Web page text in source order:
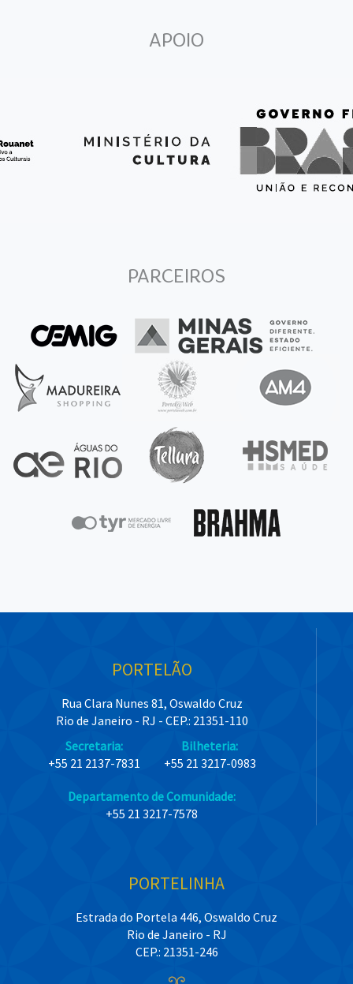
APOIO
PARCEIROS
PORTELÃO
Rua Clara Nunes 81, Oswaldo Cruz
Rio de Janeiro - RJ - CEP.: 21351-110
Secretaria:
+55 21 2137-7831
Bilheteria:
+55 21 3217-0983
Departamento de Comunidade:
+55 21 3217-7578
PORTELINHA
Estrada do Portela 446, Oswaldo Cruz
Rio de Janeiro - RJ
CEP.: 21351-246